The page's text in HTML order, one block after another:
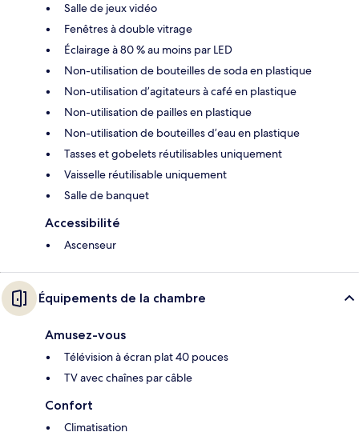
Salle de jeux vidéo
Fenêtres à double vitrage
Éclairage à 80 % au moins par LED
Non-utilisation de bouteilles de soda en plastique
Non-utilisation d’agitateurs à café en plastique
Non-utilisation de pailles en plastique
Non-utilisation de bouteilles d’eau en plastique
Tasses et gobelets réutilisables uniquement
Vaisselle réutilisable uniquement
Salle de banquet
Accessibilité
Ascenseur
Équipements de la chambre
Amusez-vous
Télévision à écran plat 40 pouces
TV avec chaînes par câble
Confort
Climatisation